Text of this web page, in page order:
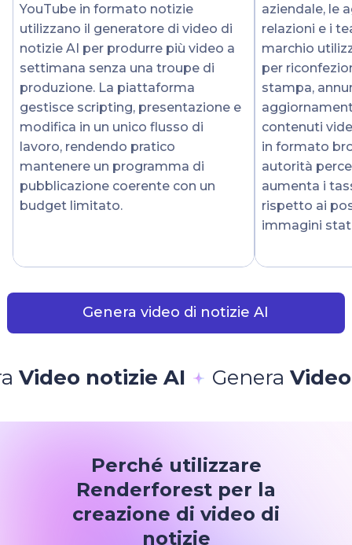
YouTube in formato notizie
utilizzano il generatore di video di
notizie AI per produrre più video a
settimana senza una troupe di
produzione. La piattaforma
gestisce scripting, presentazione e
modifica in un unico flusso di
lavoro, rendendo pratico
mantenere un programma di
pubblicazione coerente con un
budget limitato.
aziendale, le
relazioni e i
marchio
per
stampa,
contenuti
in formato
autorità
aumenta i
rispetto ai
immagini
Genera video di notizie AI
AI Genera Video notizie
Perché utilizzare
Renderforest per la
creazione di video di
notizie